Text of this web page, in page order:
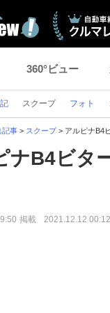
360°ビュー
スクープ フォト
記事 > スクープ > アルピナB4
ナB4ビタ
掲載 2021.12.12 00:12